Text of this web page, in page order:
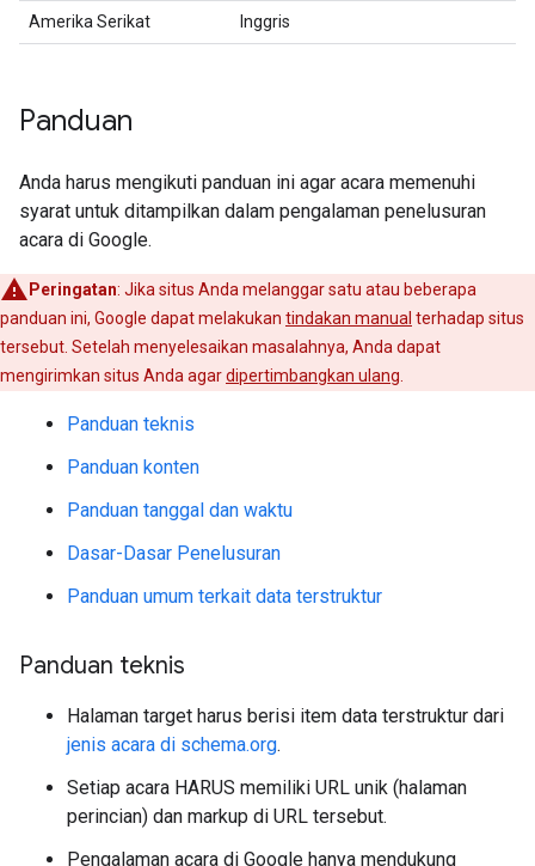
Amerika Serikat Inggris
Panduan
Anda harus mengikuti panduan ini agar acara memenuhi
syarat untuk ditampilkan dalam pengalaman penelusuran
acara di Google.
Peringatan: Jika situs Anda melanggar satu atau beberapa
panduan ini, Google dapat melakukan tindakan manual terhadap situs
tersebut. Setelah menyelesaikan masalahnya, Anda dapat
mengirimkan situs Anda agardipertimbangkan ulang
Panduan teknis
Panduan konten
Panduan tanggal dan waktu
Dasar-Dasar Penelusuran
Panduan umum terkait data terstruktur
Panduan teknis
Halaman target harus berisi item data terstruktur dari
jenis acara di schema.org.
Setiap acara HARUS memiliki URL unik (halaman
perincian) dan markup di URL tersebut.
Pengalaman acara di Google hanya mendukung